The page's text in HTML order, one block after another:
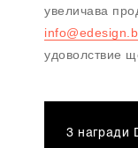
увеличава
удоволствие
3 награди